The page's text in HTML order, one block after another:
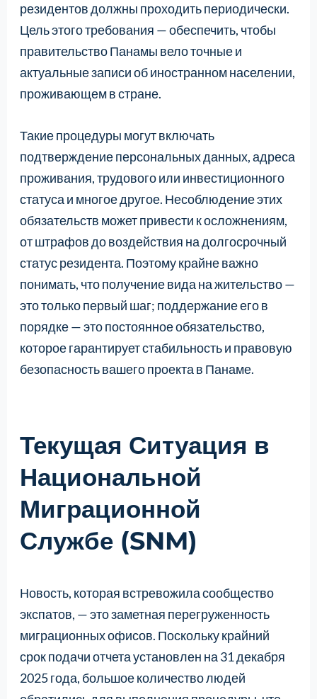
резидентов должны проходить периодически.
Цель этого требования — обеспечить, чтобы
правительство Панамы вело точные и
актуальные записи об иностранном населении,
проживающем в стране.
Такие процедуры могут включать
подтверждение персональных данных, адреса
проживания, трудового или инвестиционного
статуса и многое другое. Несоблюдение этих
обязательств может привести к осложнениям,
от штрафов до воздействия на долгосрочный
статус резидента. Поэтому крайне важно
понимать, что получение вида на жительство —
это только первый шаг; поддержание его в
порядке — это постоянное обязательство,
которое гарантирует стабильность и правовую
безопасность вашего проекта в Панаме.
Текущая Ситуация в
Национальной
Миграционной
Службе (SNM)
Новость, которая встревожила сообщество
экспатов, — это заметная перегруженность
миграционных офисов. Поскольку крайний
срок подачи отчета установлен на 31 декабря
2025 года, большое количество людей